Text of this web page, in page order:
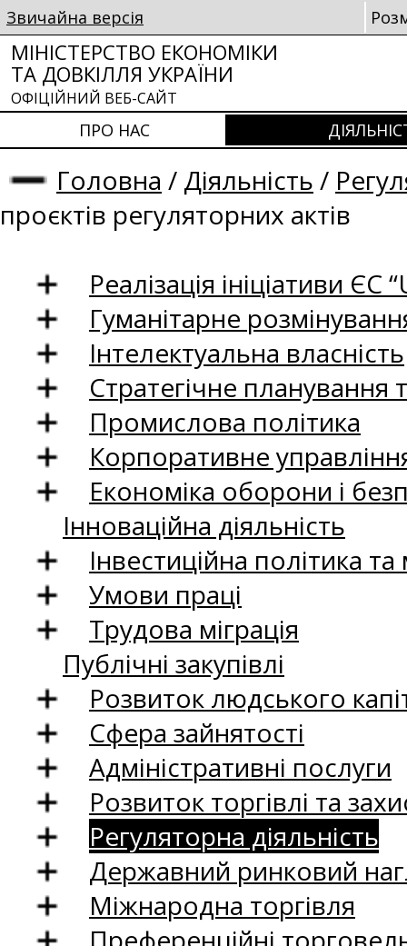
Звичайна версія
МІНІСТЕРСТВО ЕКОНОМІКИ
ТА ДОВКІЛЛЯ УКРАЇНИ
ОФІЦІЙНИЙ ВЕБ-САЙТ
ПРО НАС
Головна / Діяльність /
проєктів регуляторних актів
Реалізація ініціативи ЄС
Гуманітарне
Інтелектуальна власність
Стратегічне
Промислова політика
Корпоративне
Економіка оборони і
Інноваційна діяльність
Інвестиційна політика
Умови праці
Трудова міграція
Публічні закупівлі
Розвиток людського
Сфера зайнятості
Адміністративні послуги
Розвиток торгівлі та
Регуляторна діяльність
Державний ринковий
Міжнародна торгівля